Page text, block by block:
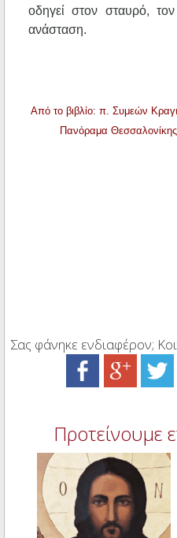
οδηγεί στον σταυρό,
ανάσταση.
Από το βιβλίο: π. Συμεών
Πανόραμα
Σας φάνηκε ενδιαφέρον;
Προτείνουμε